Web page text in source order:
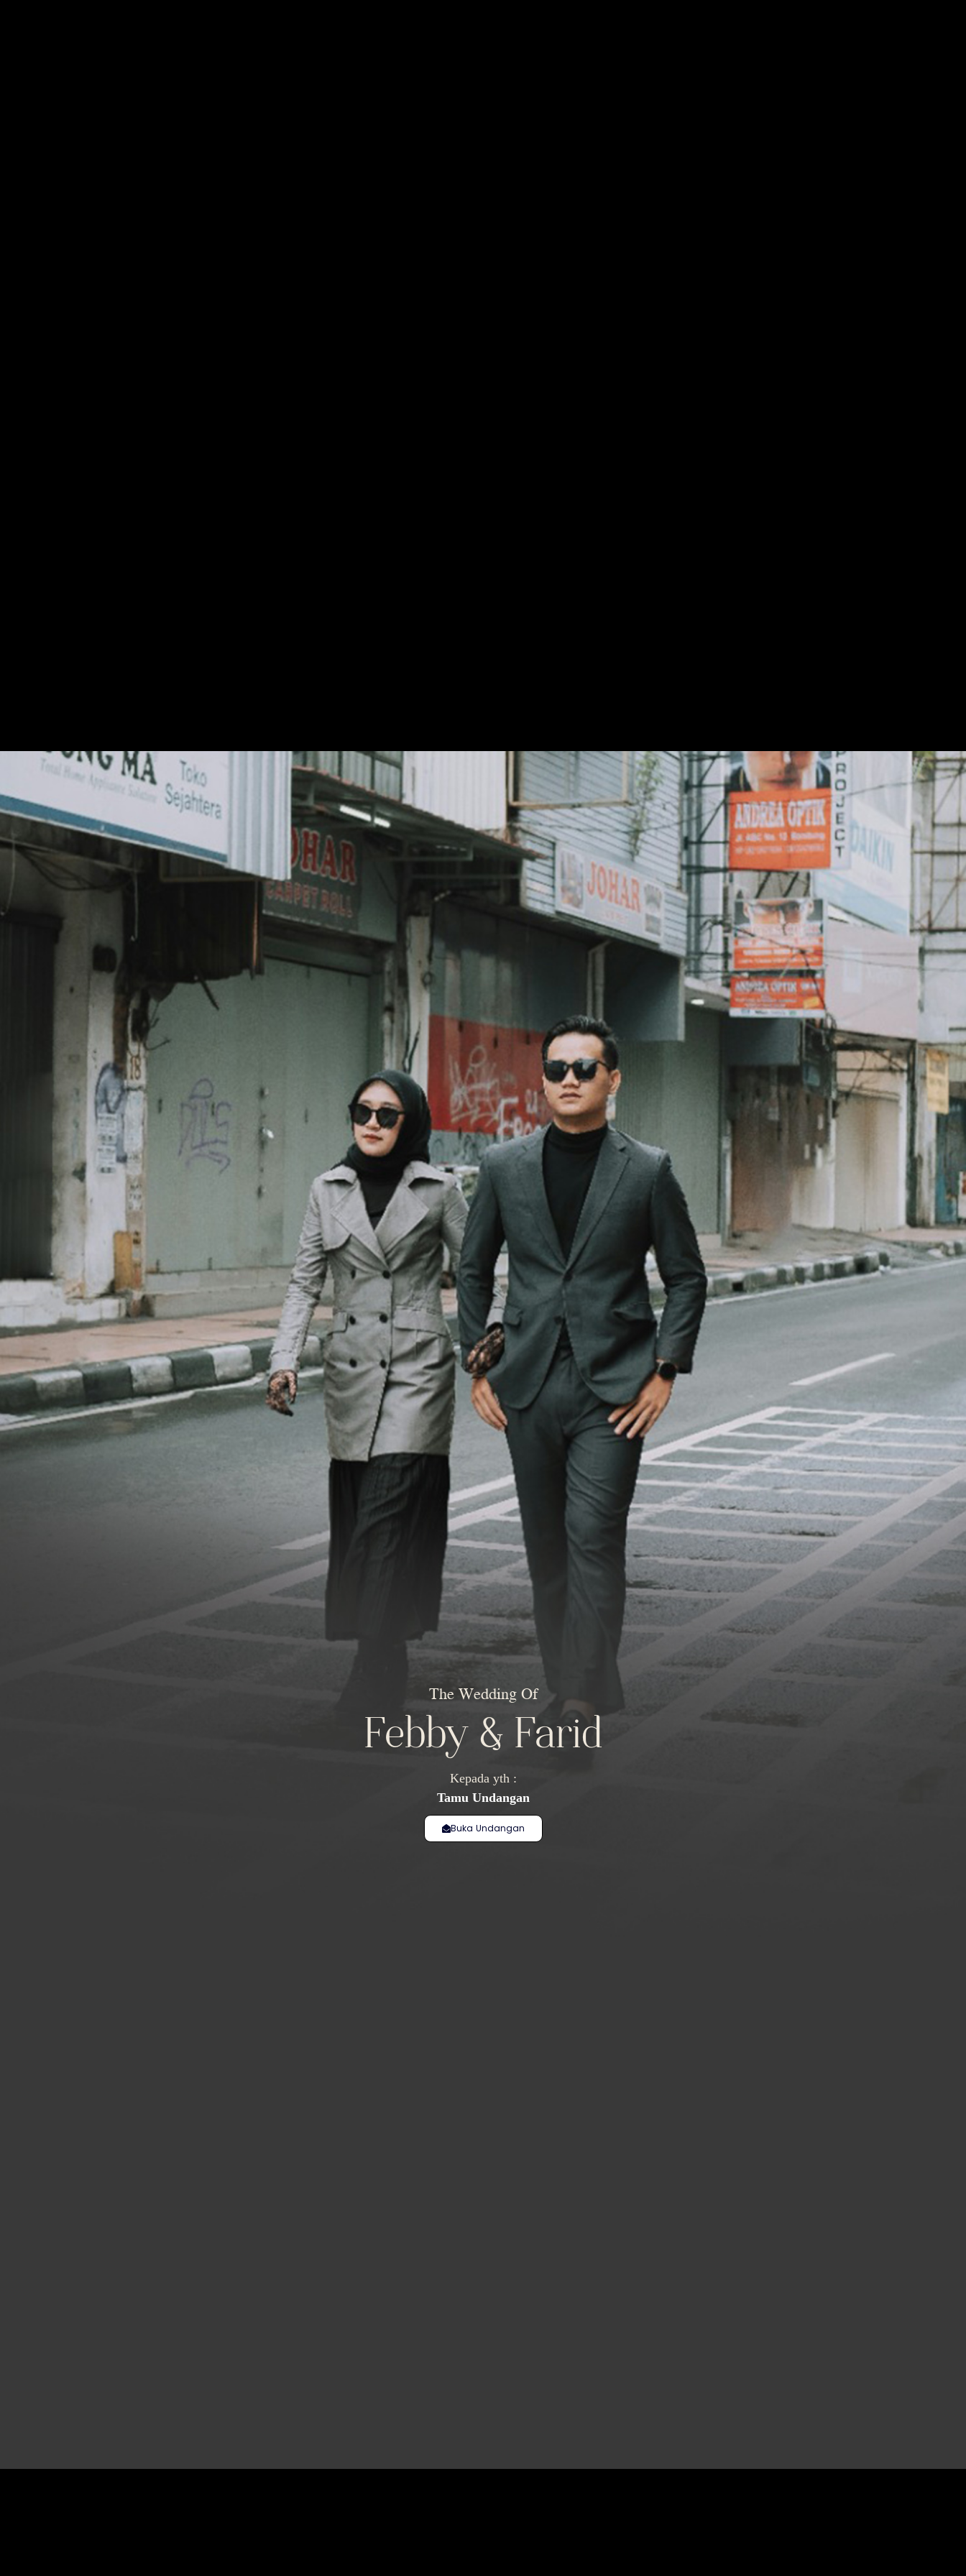
The Wedding Of
Febby & Farid
Kepada yth :
Tamu Undangan
Buka Undangan